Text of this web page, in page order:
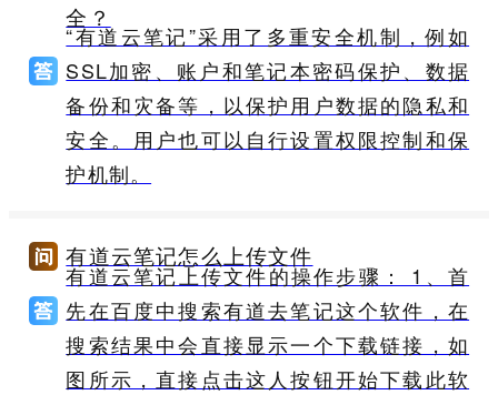
全？
“有道云笔记”采用了多重安全机制，例如
SSL加密、账户和笔记本密码保护、数据
备份和灾备等，以保护用户数据的隐私和
安全。用户也可以自行设置权限控制和保
护机制。
有道云笔记怎么上传文件
有道云笔记上传文件的操作步骤： 1、首
先在百度中搜索有道去笔记这个软件，在
搜索结果中会直接显示一个下载链接，如
图所示，直接点击这人按钮开始下载此软